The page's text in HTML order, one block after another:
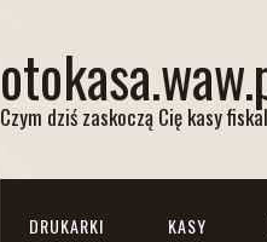
Czym dziś zaskoczą Cię kasy
DRUKARKI KASY